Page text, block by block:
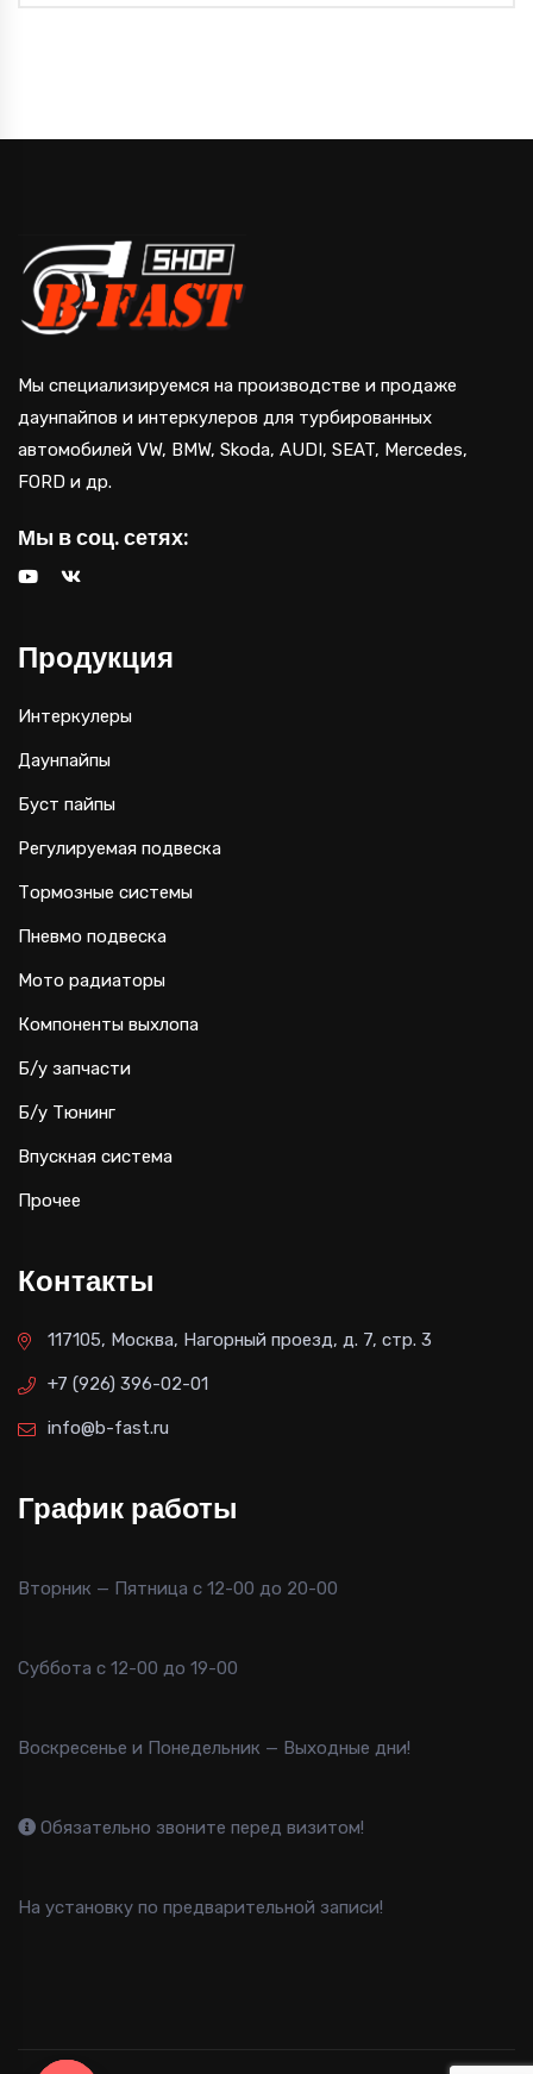
Мы специализируемся на производстве и продаже
даунпайпов и интеркулеров для турбированных
автомобилей VW, BMW, Skoda, AUDI, SEAT, Mercedes,
FORD и др.
Мы в соц. сетях:
Продукция
Интеркулеры
Даунпайпы
Буст пайпы
Регулируемая подвеска
Тормозные системы
Пневмо подвеска
Мото радиаторы
Компоненты выхлопа
Б/у запчасти
Б/у Тюнинг
Впускная система
Прочее
Контакты
117105, Москва, Нагорный проезд, д. 7, стр. 3
+7 (926) 396-02-01
info@b-fast.ru
График работы
Вторник — Пятница с 12-00 до 20-00
Суббота с 12-00 до 19-00
Воскресенье и Понедельник — Выходные дни!
Обязательно звоните перед визитом!
На установку по предварительной записи!